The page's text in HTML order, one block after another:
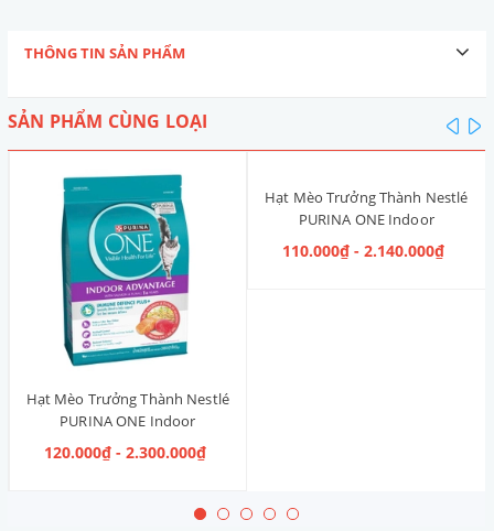
THÔNG TIN SẢN PHẨM
SẢN PHẨM CÙNG LOẠI
Hạt Mèo Trưởng Thành Nestlé
PURINA ONE Indoor
Advantage Salmon & Tuna [Vị
Cá Hồi & Cá Ngừ]
120.000₫ - 2.300.000₫
Hạt Mèo Trưởng Thành Nestlé
PURINA ONE Indoor
Advantage [Vị Gà]
110.000₫ - 2.140.000₫